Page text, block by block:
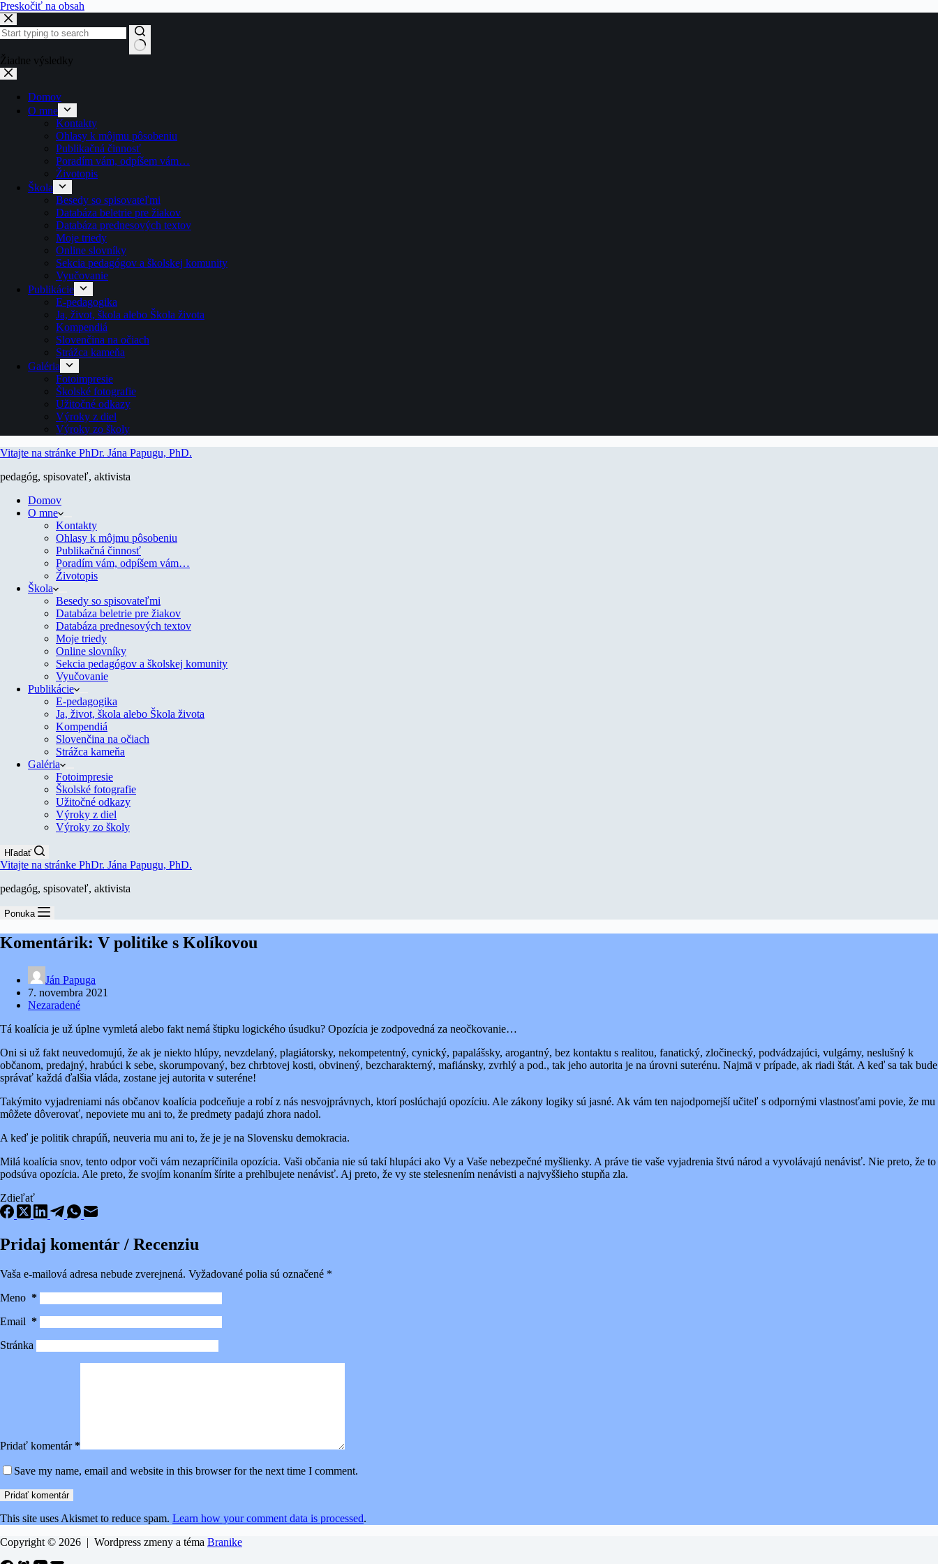
Preskočiť na obsah
Žiadne výsledky
Domov
O mne
Kontakty
Ohlasy k môjmu pôsobeniu
Publikačná činnosť
Poradím vám, odpíšem vám…
Životopis
Škola
Besedy so spisovateľmi
Databáza beletrie pre žiakov
Databáza prednesových textov
Moje triedy
Online slovníky
Sekcia pedagógov a školskej komunity
Vyučovanie
Publikácie
E-pedagogika
Ja, život, škola alebo Škola života
Kompendiá
Slovenčina na očiach
Strážca kameňa
Galéria
Fotoimpresie
Školské fotografie
Užitočné odkazy
Výroky z diel
Výroky zo školy
Vitajte na stránke PhDr. Jána Papugu, PhD.
pedagóg, spisovateľ, aktivista
Domov
O mne
Kontakty
Ohlasy k môjmu pôsobeniu
Publikačná činnosť
Poradím vám, odpíšem vám…
Životopis
Škola
Besedy so spisovateľmi
Databáza beletrie pre žiakov
Databáza prednesových textov
Moje triedy
Online slovníky
Sekcia pedagógov a školskej komunity
Vyučovanie
Publikácie
E-pedagogika
Ja, život, škola alebo Škola života
Kompendiá
Slovenčina na očiach
Strážca kameňa
Galéria
Fotoimpresie
Školské fotografie
Užitočné odkazy
Výroky z diel
Výroky zo školy
Hľadať
Vitajte na stránke PhDr. Jána Papugu, PhD.
pedagóg, spisovateľ, aktivista
Ponuka
Komentárik: V politike s Kolíkovou
Ján Papuga
7. novembra 2021
Nezaradené
Tá koalícia je už úplne vymletá alebo fakt nemá štipku logického úsudku? Opozícia je zodpovedná za neočkovanie…
Oni si už fakt neuvedomujú, že ak je niekto hlúpy, nevzdelaný, plagiátorsky, nekompetentný, cynický, papalášsky, arogantný, bez kontaktu s realitou, fanatický, zločinecký, podvádzajúci, vulgárny, neslušný k
občanom, predajný, hrabúci k sebe, skorumpovaný, bez chrbtovej kosti, obvinený, bezcharakterný, mafiánsky, zvrhlý a pod., tak jeho autorita je na úrovni suterénu. Najmä v prípade, ak riadi štát. A keď sa tak bude
správať každá ďalšia vláda, zostane jej autorita v suteréne!
Takýmito vyjadreniami nás občanov koalícia podceňuje a robí z nás nesvojprávnych, ktorí poslúchajú opozíciu. Ale zákony logiky sú jasné. Ak vám ten najodpornejší učiteľ s odpornými vlastnosťami povie, že mu
môžete dôverovať, nepoviete mu ani to, že predmety padajú zhora nadol.
A keď je politik chrapúň, neuveria mu ani to, že je je na Slovensku demokracia.
Milá koalícia snov, tento odpor voči vám nezapríčinila opozícia. Vaši občania nie sú takí hlupáci ako Vy a Vaše nebezpečné myšlienky. A práve tie vaše vyjadrenia štvú národ a vyvolávajú nenávisť. Nie preto, že to
podsúva opozícia. Ale preto, že svojím konaním šírite a prehlbujete nenávisť. Aj preto, že vy ste stelesnením nenávisti a najvyššieho stupňa zla.
Zdieľať
Pridaj komentár / Recenziu
Vaša e-mailová adresa nebude zverejnená. Vyžadované polia sú označené *
Meno *
Email *
Stránka
Pridať komentár*
Save my name, email and website in this browser for the next time I comment.
Pridať komentár
This site uses Akismet to reduce spam. Learn how your comment data is processed.
Copyright © 2026 | Wordpress zmeny a téma Branike